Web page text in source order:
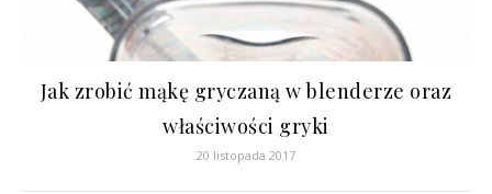
Jak zrobić mąkę gryczaną w blenderze oraz
właściwości gryki
20 listopada 2017